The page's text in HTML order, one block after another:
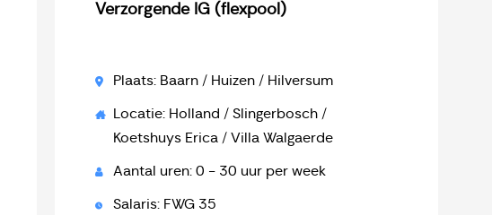
Verzorgende IG (flexpool)
Plaats: Baarn / Huizen / Hilversum
Locatie: Holland / Slingerbosch /
Koetshuys Erica / Villa Walgaerde
Aantal uren: 0 - 30 uur per week
Salaris: FWG 35